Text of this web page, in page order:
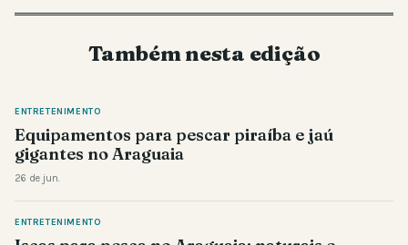
Também nesta edição
ENTRETENIMENTO
Equipamentos para pescar piraíba e jaú
gigantes no Araguaia
26 de jun.
ENTRETENIMENTO